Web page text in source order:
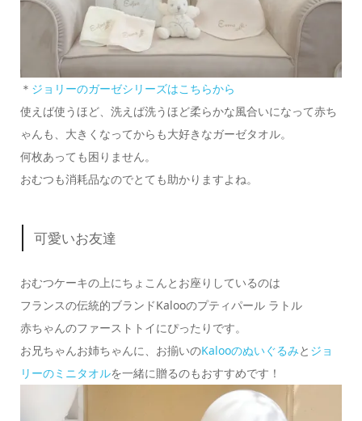
＊ ジョリーのガーゼシリーズはこちらから
使えば使うほど、洗えば洗うほど柔らかな風合いになって赤ち
ゃんも、大きくなってからも大好きなガーゼタオル。
何枚あっても困りません。
おむつも消耗品なのでとても助かりますよね。
可愛いお友達
おむつケーキの上にちょこんとお座りしているのは
フランスの伝統的ブランドKalooのプティパール ラトル
赤ちゃんのファーストトイにぴったりです。
お兄ちゃんお姉ちゃんに、お揃いのKalooのぬいぐるみと ジョ
リーのミニタオルを一緒に贈るのもおすすめです！